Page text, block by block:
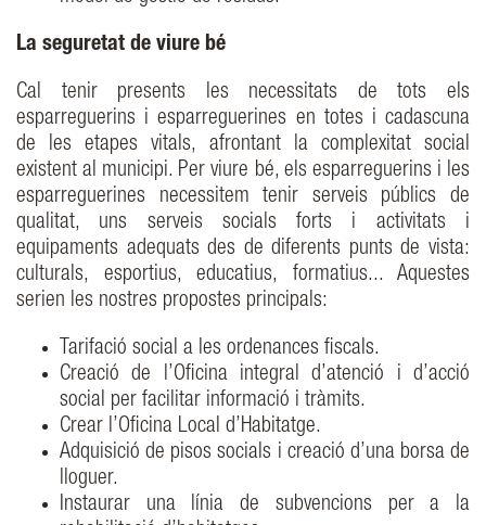
La seguretat de viure bé
Cal tenir presents les necessitats de tots els
esparreguerins i esparreguerines en totes i cadascuna
de les etapes vitals, afrontant la complexitat social
existent al municipi. Per viure bé, els esparreguerins i les
esparreguerines necessitem tenir serveis públics de
qualitat, uns serveis socials forts i activitats i
equipaments adequats des de diferents punts de vista:
culturals, esportius, educatius, formatius... Aquestes
serien les nostres propostes principals:
Tarifació social a les ordenances fiscals.
Creació de l’Oficina integral d’atenció i d’acció
social per facilitar informació i tràmits.
Crear l’Oficina Local d’Habitatge.
Adquisició de pisos socials i creació d’una borsa de
lloguer.
Instaurar una línia de subvencions per a la